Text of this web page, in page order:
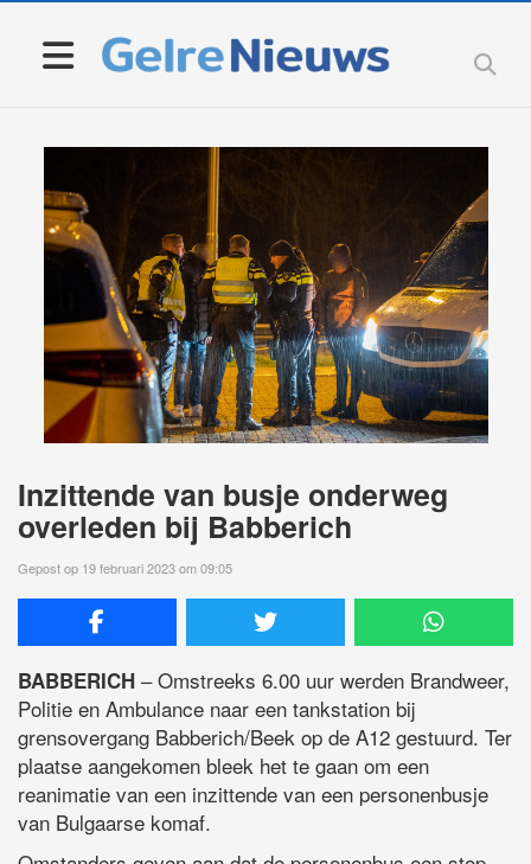
Inzittende van busje onderweg
overleden bij Babberich
Gepost op 19 februari 2023 om 09:05
BABBERICH – Omstreeks 6.00 uur werden Brandweer,
Politie en Ambulance naar een tankstation bij
grensovergang Babberich/Beek op de A12 gestuurd. Ter
plaatse aangekomen bleek het te gaan om een
reanimatie van een inzittende van een personenbusje
van Bulgaarse komaf.